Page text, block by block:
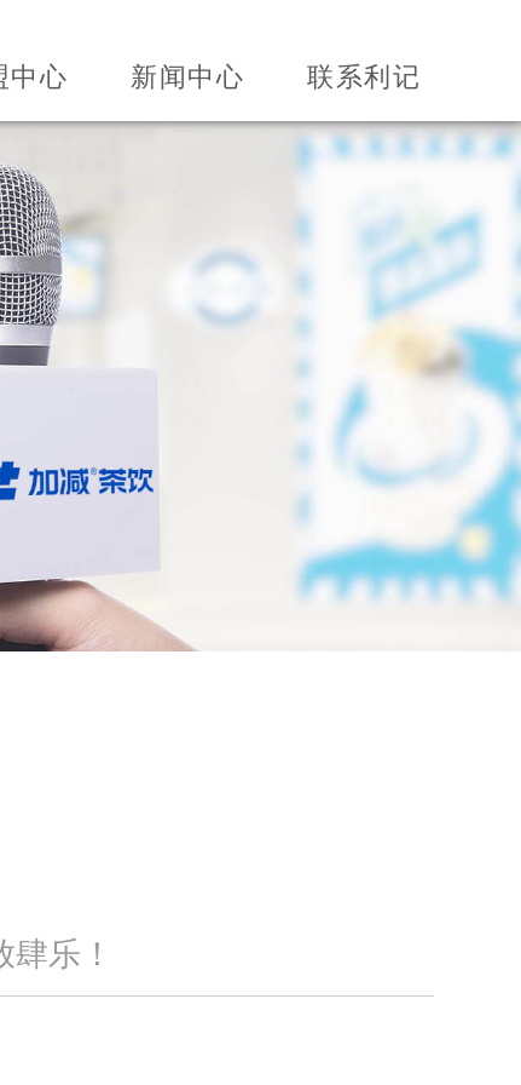
中心 新闻中心 联系利记
乐！